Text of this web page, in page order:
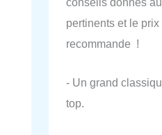
pertinents et le prix
recommande !
- Un grand
top.